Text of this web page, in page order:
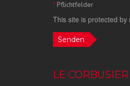
*Pflichtfelder
This site is protected by
Senden
LE CORBUSIER